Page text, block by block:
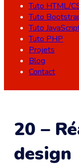
Tuto HTML/
Tuto
Tuto
Tuto PHP
Projets
Blog
Contact
20 –
design